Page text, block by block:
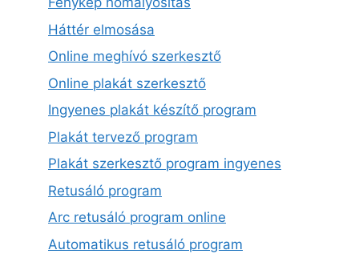
Háttér elmosása
Online meghívó szerkesztő
Online plakát szerkesztő
Ingyenes plakát készítő program
Plakát tervező program
Plakát szerkesztő program ingyenes
Retusáló program
Arc retusáló program online
Automatikus retusáló program